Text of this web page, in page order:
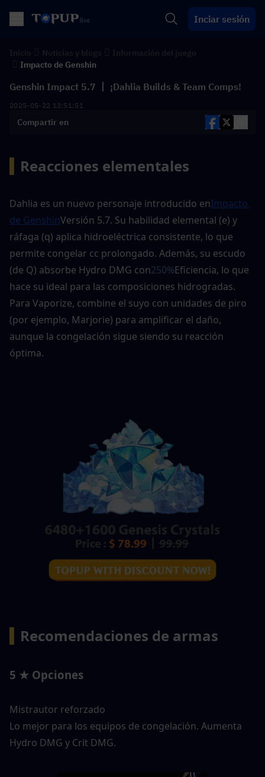
Inciar sesión
Impacto de Genshin
Genshin Impact 5.7 丨 ¡Dahlia Builds & Team Comps!
2025-05-22 13:51:51
Compartir en
Reacciones elementales
Dahlia es un nuevo personaje introducido enImpacto
de GenshinVersión 5.7. Su habilidad elemental (e) y
ráfaga (q) aplica hidroeléctrica consistente, lo que
permite congelar cc prolongado. Además, su escudo
(de Q) absorbe Hydro DMG con250%Eficiencia, lo que
hace su ideal para las composiciones hidrogradas.
Para Vaporize, combine el suyo con unidades de piro
(por ejemplo, Marjorie) para amplificar el daño,
aunque la congelación sigue siendo su reacción
óptima.
Recomendaciones de armas
5 ★ Opciones
Mistrautor reforzado
Lo mejor para los equipos de congelación. Aumenta
Hydro DMG y Crit DMG.